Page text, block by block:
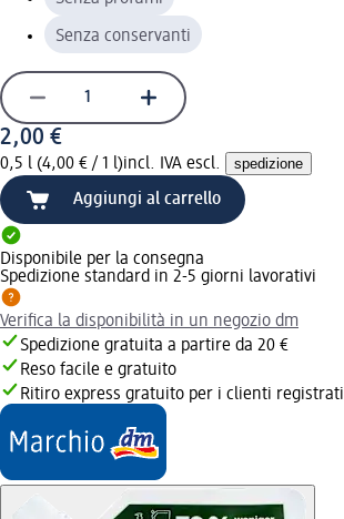
Senza conservanti
2,00 €
0,5 l (4,00 € / 1 l)incl. IVA escl. spedizione
Aggiungi al carrello
Disponibile per la consegna
Spedizione standard in 2-5 giorni lavorativi
Verifica la disponibilità in un negozio dm
Spedizione gratuita a partire da 20 €
Reso facile e gratuito
Ritiro express gratuito per i clienti registrati